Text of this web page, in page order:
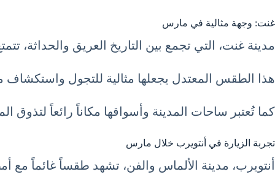
غنت: وجهة مثالية في مارس
مدينة غنت، التي تجمع بين التاريخ العريق
هذا الطقس المعتدل يجعلها مثالية للتجول واستكشاف
كما تُعتبر ساحات المدينة وأسواقها مكاناً رائعاً لتذوق
تجربة الزيارة في أنتويرب خلال مارس
أنتويرب، مدينة الألماس والفن، تشهد طقساً غائماً